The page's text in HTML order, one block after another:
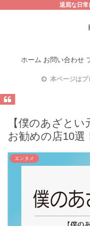
退屈な日常
ホーム お問い合わせ
本ページはプ
【僕のあざと
お勧めの店10選
エンタメ